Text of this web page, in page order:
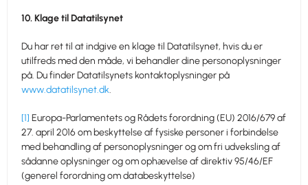
10. Klage til Datatilsynet
Du har ret til at indgive en klage til Datatilsynet, hvis du er
utilfreds med den måde, vi behandler dine personoplysninger
på. Du finder Datatilsynets kontaktoplysninger på
www.datatilsynet.dk.
[1] Europa-Parlamentets og Rådets forordning (EU) 2016/679 af
27. april 2016 om beskyttelse af fysiske personer i forbindelse
med behandling af personoplysninger og om fri udveksling af
sådanne oplysninger og om ophævelse af direktiv 95/46/EF
(generel forordning om databeskyttelse)